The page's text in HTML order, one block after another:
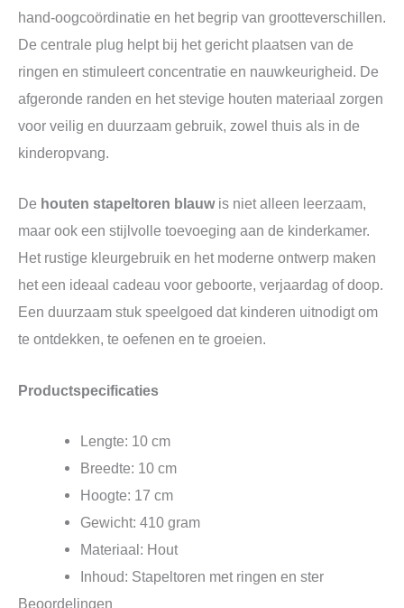
hand‑oogcoördinatie en het begrip van grootteverschillen.
De centrale plug helpt bij het gericht plaatsen van de
ringen en stimuleert concentratie en nauwkeurigheid. De
afgeronde randen en het stevige houten materiaal zorgen
voor veilig en duurzaam gebruik, zowel thuis als in de
kinderopvang.
De houten stapeltoren blauwis niet alleen leerzaam,
maar ook een stijlvolle toevoeging aan de kinderkamer.
Het rustige kleurgebruik en het moderne ontwerp maken
het een ideaal cadeau voor geboorte, verjaardag of doop.
Een duurzaam stuk speelgoed dat kinderen uitnodigt om
te ontdekken, te oefenen en te groeien.
Productspecificaties
Lengte: 10 cm
Breedte: 10 cm
Hoogte: 17 cm
Gewicht: 410 gram
Materiaal: Hout
Inhoud: Stapeltoren met ringen en ster
Beoordelingen